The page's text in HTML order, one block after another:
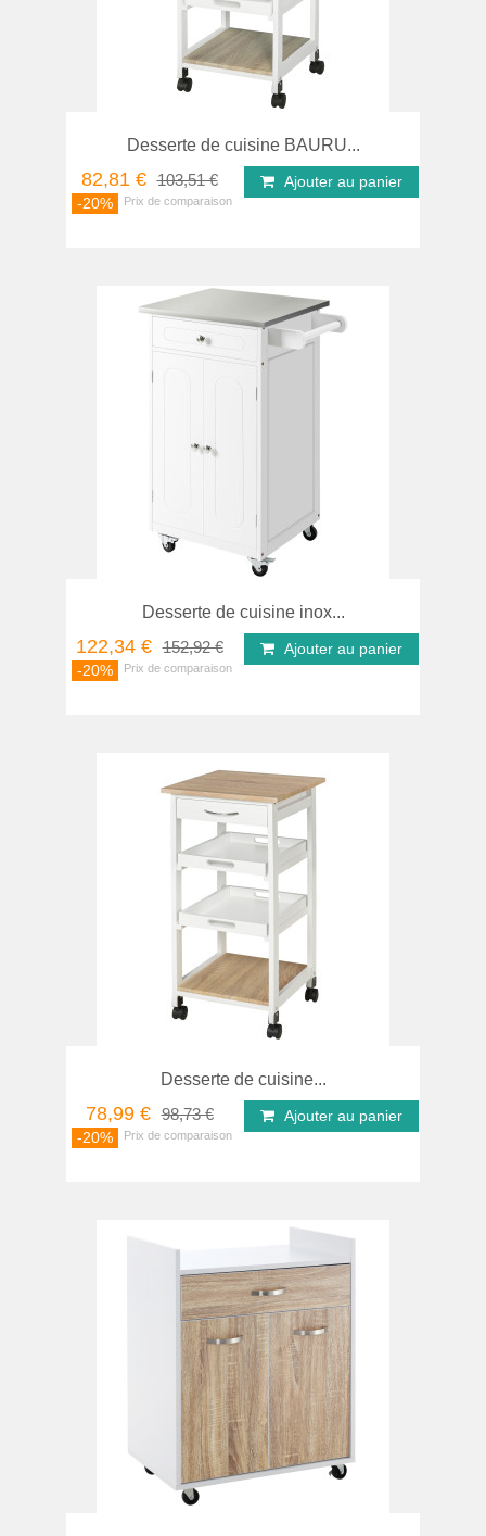
Desserte de cuisine BAURU...
82,81 € 103,51 €
-20%
Ajouter au panier
Desserte de cuisine inox...
122,34 € 152,92 €
-20%
Ajouter au panier
Desserte de cuisine...
78,99 € 98,73 €
-20%
Ajouter au panier